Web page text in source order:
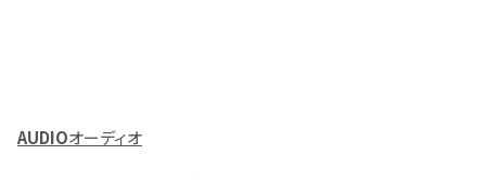
AUDIOオーディオ